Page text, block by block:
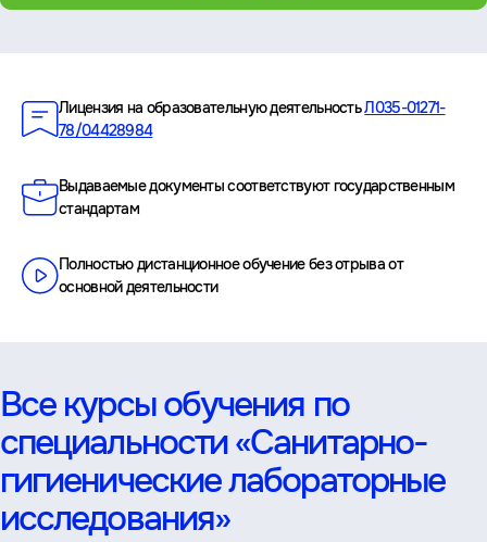
Лицензия на образовательную деятельностьЛ035-01271-
78/04428984
Выдаваемые документы соответствуют государственным
стандартам
Полностью дистанционное обучение без отрыва от
основной деятельности
Все курсы обучения по
специальности «Санитарно-
гигиенические лабораторные
исследования»